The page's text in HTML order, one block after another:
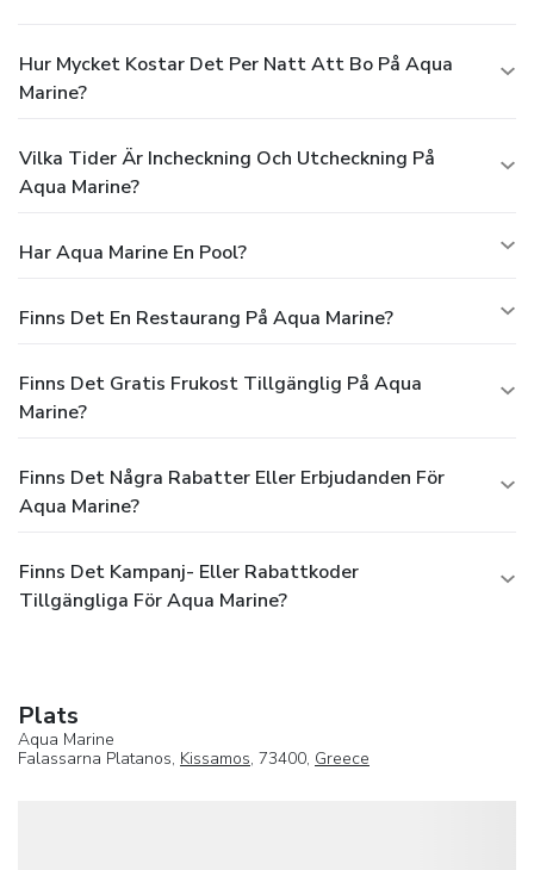
Hur Mycket Kostar Det Per Natt Att Bo På Aqua
Marine?
Vilka Tider Är Incheckning Och Utcheckning På
Aqua Marine?
Har Aqua Marine En Pool?
Finns Det En Restaurang På Aqua Marine?
Finns Det Gratis Frukost Tillgänglig På Aqua
Marine?
Finns Det Några Rabatter Eller Erbjudanden För
Aqua Marine?
Finns Det Kampanj- Eller Rabattkoder
Tillgängliga För Aqua Marine?
Plats
Aqua Marine
Falassarna Platanos, Kissamos, 73400, Greece